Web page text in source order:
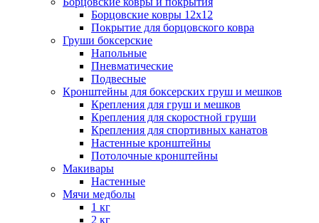
Борцовские ковры 12х12
Покрытие для борцовского ковра
Груши боксерские
Напольные
Пневматические
Подвесные
Кронштейны для боксерских груш и мешков
Крепления для груш и мешков
Крепления для скоростной груши
Крепления для спортивных канатов
Настенные кронштейны
Потолочные кронштейны
Макивары
Настенные
Мячи медболы
1 кг
2 кг